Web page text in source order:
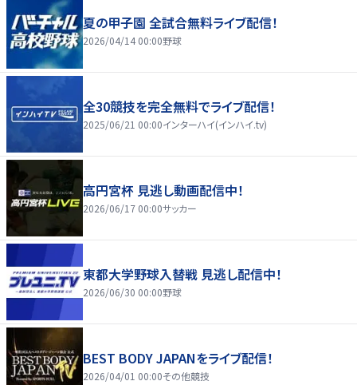
夏の甲子園 全試合無料ライブ配信！
2026/04/14 00:00野球
全30競技を完全無料でライブ配信！
2025/06/21 00:00インターハイ(インハイ.tv)
高円宮杯 見逃し動画配信中！
2026/06/17 00:00サッカー
東都大学野球入替戦 見逃し配信中！
2026/06/30 00:00野球
BEST BODY JAPANをライブ配信！
2026/04/01 00:00その他競技